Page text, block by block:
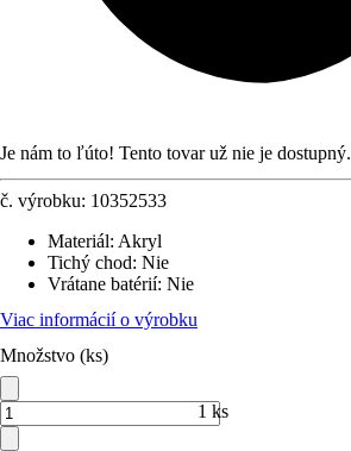
Je nám to ľúto! Tento tovar už nie je dostupný.
č. výrobku: 10352533
Materiál: Akryl
Tichý chod: Nie
Vrátane batérií: Nie
Viac informácií o výrobku
Množstvo (ks)
1 ks